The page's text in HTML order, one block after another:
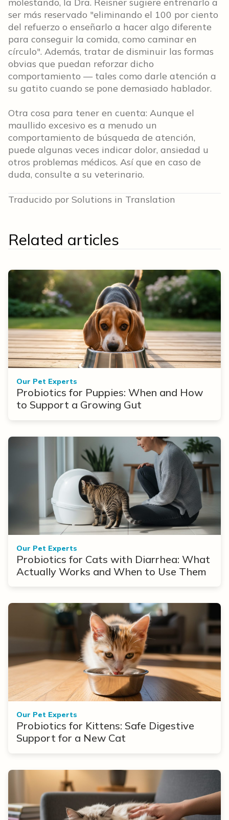
ser más reservado "eliminando el 100 por ciento
del refuerzo o enseñarlo a hacer algo diferente
para conseguir la comida, como caminar en
círculo". Además, tratar de disminuir las formas
obvias que puedan reforzar dicho
comportamiento — tales como darle atención a
su gatito cuando se pone demasiado hablador.
Otra cosa para tener en cuenta: Aunque el
maullido excesivo es a menudo un
comportamiento de búsqueda de atención,
puede algunas veces indicar dolor, ansiedad u
otros problemas médicos. Así que en caso de
duda, consulte a su veterinario.
Traducido por Solutions in Translation
Related articles
Our Pet Experts
Probiotics for Puppies: When and How
to Support a Growing Gut
Our Pet Experts
Probiotics for Cats with Diarrhea: What
Actually Works and When to Use Them
Our Pet Experts
Probiotics for Kittens: Safe Digestive
Support for a New Cat